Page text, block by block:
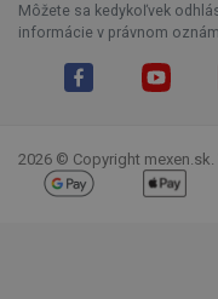
Môžete sa kedykoľvek
informácie v právnom
2026 © Copyright mexen.sk.